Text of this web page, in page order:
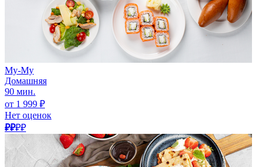
Му-Му
Домашняя
90 мин.
от 1 999 ₽
Нет оценок
₽₽₽₽